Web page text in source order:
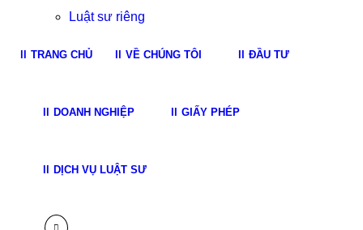
Luật sư riêng
TRANG CHỦ VỀ CHÚNG TÔI ĐẦU TƯ
DOANH NGHIỆP GIẤY PHÉP
DỊCH VỤ LUẬT SƯ